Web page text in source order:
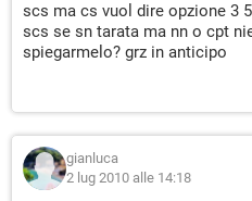
scs ma cs vuol dire opzione 3
scs se sn tarata ma nn o cpt
spiegarmelo? grz in anticipo
gianluca
2 lug 2010 alle 14:18